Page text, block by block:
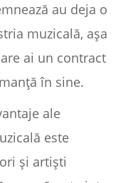
au deja o
muzicală, așa
ai un contract
în sine.
ale
este
și artiști